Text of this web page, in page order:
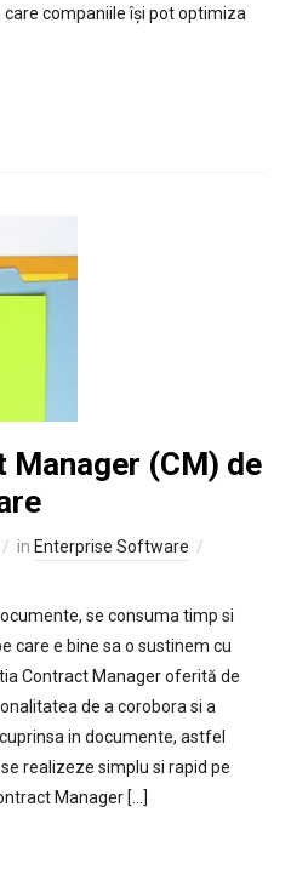
companiile își pot optimiza
(CM) de
in Enterprise Software
se consuma timp si
care e bine sa o sustinem cu
Contract Manager oferită de
de a corobora si a
in documente, astfel
realizeze simplu si rapid pe
Manager […]